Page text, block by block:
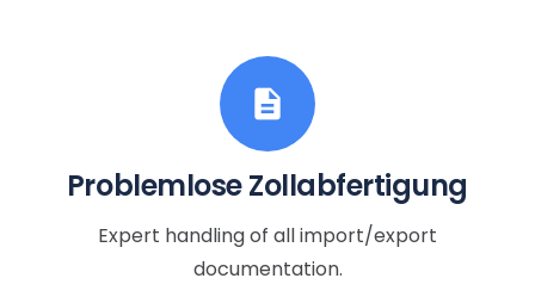
description
Problemlose Zollabfertigung
Expert handling of all import/export
documentation.